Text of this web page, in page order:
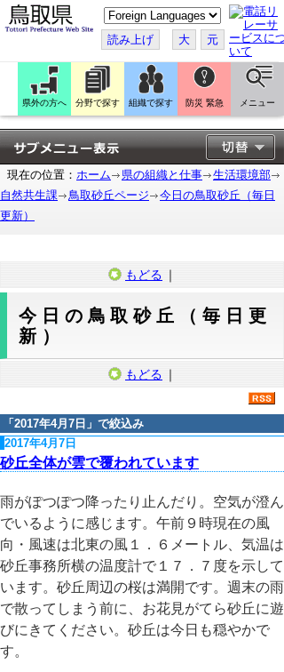
こ
の
ペ
ー
ジ
翻
訳
す
る
読み上げ 大 元
県外の方へ 分野で探す 組織で探す 防災 緊急 メニュー
現在の位置： ホーム 県の組織と仕事
生活環境部
自然共生課
鳥取砂丘ページ
今日の鳥取砂丘（毎日
更新）
もどる ｜
今日の鳥取砂丘（毎日更
新）
もどる ｜
「 2017年4月7日 」で絞込み
2017年4月7日
砂丘全体が雲で覆われています
雨がぽつぽつ降ったり止んだり。空気が澄ん
でいるように感じます。午前９時現在の風
向・風速は北東の風１．６メートル、気温は
砂丘事務所横の温度計で１７．７度を示して
います。砂丘周辺の桜は満開です。週末の雨
で散ってしまう前に、お花見がてら砂丘に遊
びにきてください。砂丘は今日も穏やかで
す。